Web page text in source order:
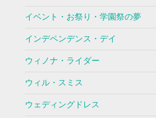
イベント・お祭り・学園祭の夢
インデペンデンス・デイ
ウィノナ・ライダー
ウィル・スミス
ウェディングドレス